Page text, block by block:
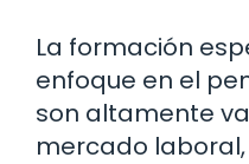
La formación
enfoque en el
son altamente
mercado